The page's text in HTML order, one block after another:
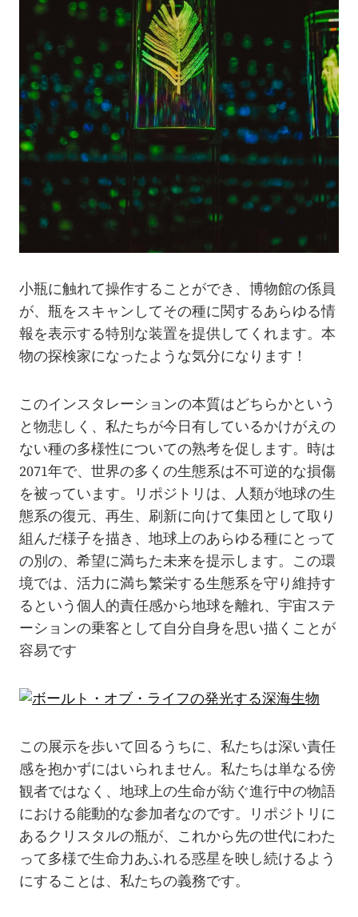
小瓶に触れて操作することができ、博物館の係員
が、瓶をスキャンしてその種に関するあらゆる情
報を表示する特別な装置を提供してくれます。本
物の探検家になったような気分になります！
このインスタレーションの本質はどちらかという
と物悲しく、私たちが今日有しているかけがえの
ない種の多様性についての熟考を促します。時は
2071年で、世界の多くの生態系は不可逆的な損傷
を被っています。リポジトリは、人類が地球の生
態系の復元、再生、刷新に向けて集団として取り
組んだ様子を描き、地球上のあらゆる種にとって
の別の、希望に満ちた未来を提示します。この環
境では、活力に満ち繁栄する生態系を守り維持す
るという個人的責任感から地球を離れ、宇宙ステ
ーションの乗客として自分自身を思い描くことが
容易です
この展示を歩いて回るうちに、私たちは深い責任
感を抱かずにはいられません。私たちは単なる傍
観者ではなく、地球上の生命が紡ぐ進行中の物語
における能動的な参加者なのです。リポジトリに
あるクリスタルの瓶が、これから先の世代にわた
って多様で生命力あふれる惑星を映し続けるよう
にすることは、私たちの義務です。